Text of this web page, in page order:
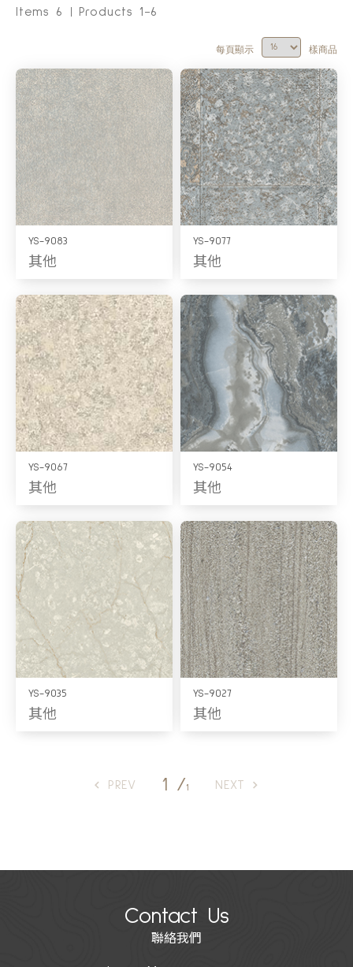
Items 6 Products 1 -6
YS-9083
其他
YS-9077
其他
YS-9067
其他
YS-9054
其他
YS-9035
其他
YS-9027
其他
PREV 1 /1 NEXT
每頁顯示 樣商品
Contact Us
聯絡我們